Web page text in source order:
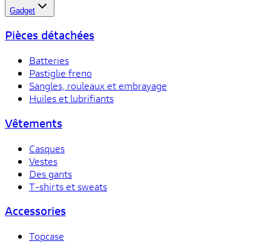
Gadget
Pièces détachées
Batteries
Pastiglie freno
Sangles, rouleaux et embrayage
Huiles et lubrifiants
Vêtements
Casques
Vestes
Des gants
T-shirts et sweats
Accessories
Topcase